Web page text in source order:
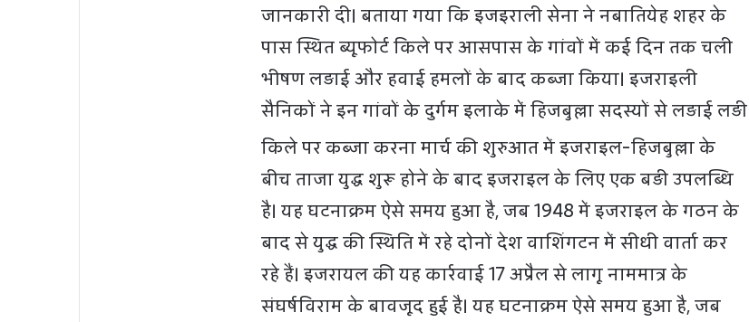
जानकारी दी। बताया गया कि इजइराली सेना ने नबातियेह शहर के
पास स्थित ब्यूफोर्ट किले पर आसपास के गांवों में कई दिन तक चली
भीषण लड़ाई और हवाई हमलों के बाद कब्जा किया। इजराइली
सैनिकों ने इन गांवों के दुर्गम इलाके में हिजबुल्ला सदस्यों से लड़ाई लड़ी
किले पर कब्जा करना मार्च की शुरुआत में इजराइल-हिजबुल्ला के
बीच ताजा युद्ध शुरू होने के बाद इजराइल के लिए एक बड़ी उपलब्धि
है। यह घटनाक्रम ऐसे समय हुआ है, जब 1948 में इजराइल के गठन के
बाद से युद्ध की स्थिति में रहे दोनों देश वाशिंगटन में सीधी वार्ता कर
रहे हैं। इजरायल की यह कार्रवाई 17 अप्रैल से लागू नाममात्र के
संघर्षविराम के बावजूद हुई है। यह घटनाक्रम ऐसे समय हुआ है, जब